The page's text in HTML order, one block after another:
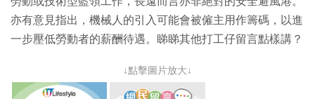
亦有意見指出，機械人的引入可能會被僱主用作籌碼，以進
一步壓低勞動者的薪酬待遇。睇睇其他打工仔留言點樣講？
↓點擊圖片放大↓